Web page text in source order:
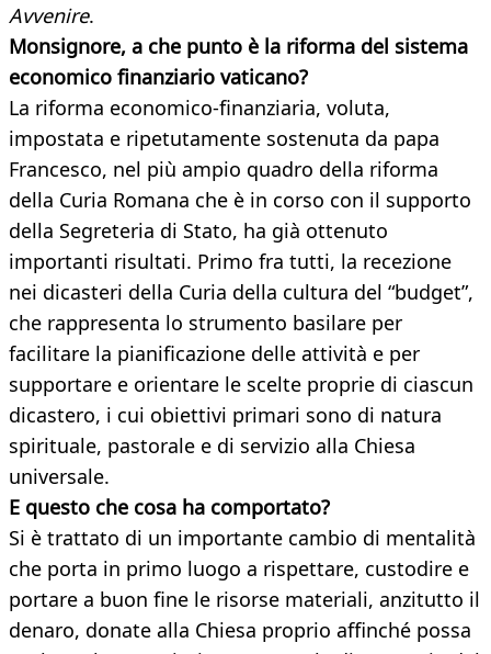
Avvenire.
Monsignore, a che punto è la riforma del sistema
economico finanziario vaticano?
La riforma economico-finanziaria, voluta,
impostata e ripetutamente sostenuta da papa
Francesco, nel più ampio quadro della riforma
della Curia Romana che è in corso con il supporto
della Segreteria di Stato, ha già ottenuto
importanti risultati. Primo fra tutti, la recezione
nei dicasteri della Curia della cultura del “budget”,
che rappresenta lo strumento basilare per
facilitare la pianificazione delle attività e per
supportare e orientare le scelte proprie di ciascun
dicastero, i cui obiettivi primari sono di natura
spirituale, pastorale e di servizio alla Chiesa
universale.
E questo che cosa ha comportato?
Si è trattato di un importante cambio di mentalità
che porta in primo luogo a rispettare, custodire e
portare a buon fine le risorse materiali, anzitutto il
denaro, donate alla Chiesa proprio affinché possa